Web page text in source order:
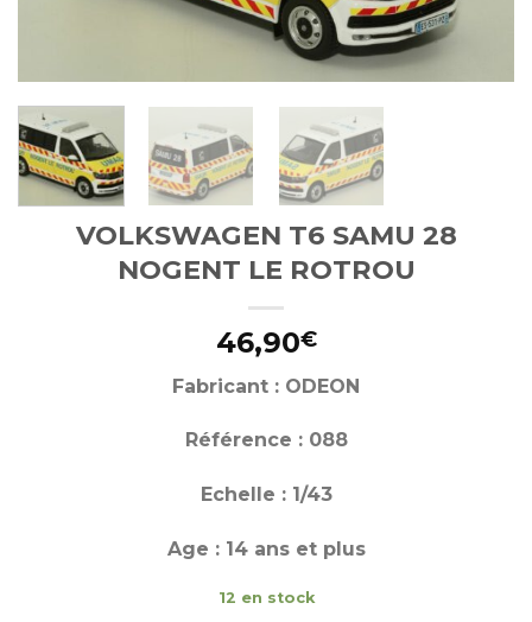
VOLKSWAGEN T6 SAMU 28
NOGENT LE ROTROU
46,90€
Fabricant : ODEON
Référence : 088
Echelle : 1/43
Age : 14 ans et plus
12 en stock